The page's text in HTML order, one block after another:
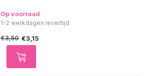
Op voorraad
1-2 werkdagen levertijd
€3,50 €3,15